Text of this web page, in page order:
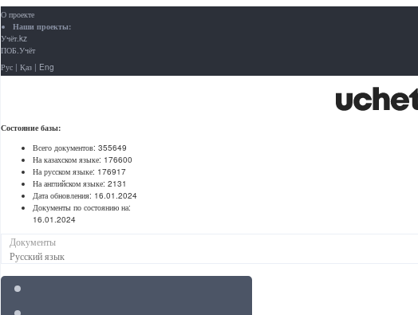
О проекте
Наши проекты:
Учёт.kz
ПОБ.Учёт
Рус | Қаз | Eng
Состояние базы:
Всего документов: 355649
На казахском языке: 176600
На русском языке: 176917
На английском языке: 2131
Дата обновления: 16.01.2024
Документы по состоянию на:
16.01.2024
Документы
Русский язык